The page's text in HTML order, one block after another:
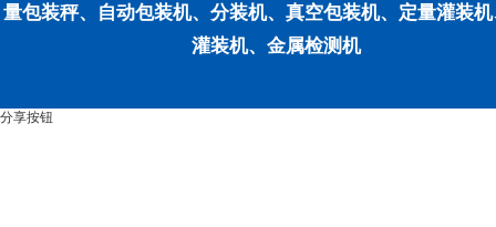
量包装秤、自动包装机、分装机、真空包装机、定量灌装
灌装机、金属检测机
分享按钮